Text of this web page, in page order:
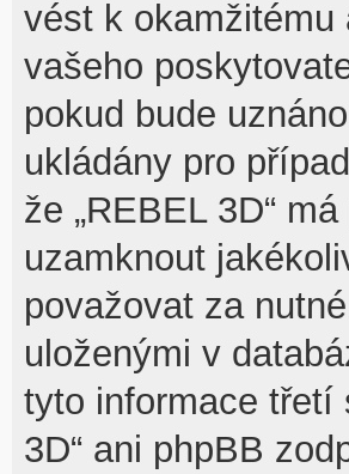
vést k okamžitému
vašeho
pokud bude
ukládány pro
že „REBEL 3D“
uzamknout
považovat za
uloženými v
tyto informace třetí
3D“ ani phpBB